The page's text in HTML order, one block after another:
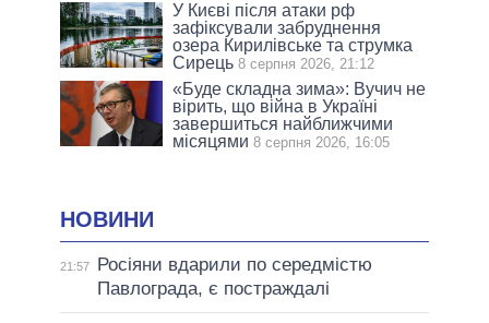
У Києві після атаки рф
зафіксували забруднення
озера Кирилівське та струмка
Сирець 8 серпня 2026, 21:12
«Буде складна зима»: Вучич не
вірить, що війна в Україні
завершиться найближчими
місяцями 8 серпня 2026, 16:05
НОВИНИ
21:57
Росіяни вдарили по середмістю
Павлограда, є постраждалі